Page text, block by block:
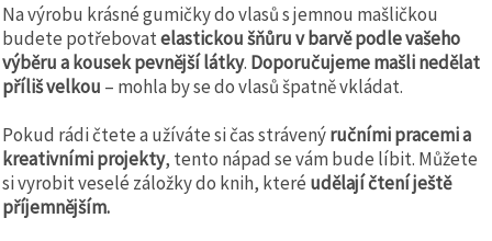
Na výrobu krásné gumičky do vlasů s jemnou mašličkou
budete potřebovatelastickou šňůru v barvě podle vašeho
výběru a kousek pevnější látky. Doporučujeme mašli nedělat
příliš velkou – mohla by se do vlasů špatně vkládat.
Pokud rádi čtete a užíváte si čas strávenýručními pracemi a
kreativními projekty, tento nápad se vám bude líbit. Můžete
si vyrobit veselé záložky do knih, které udělají čtení ještě
příjemnějším.